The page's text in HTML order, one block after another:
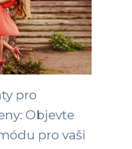
pro
Objevte
pro vaši